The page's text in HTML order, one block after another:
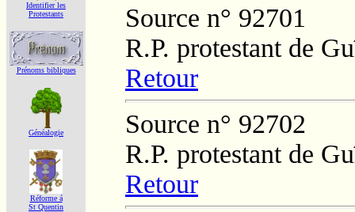
Identifier les
Protestants
Prénoms bibliques
Généalogie
Réforme á
St Quentin
Source n° 92701
R.P. protestant de
Retour
Source n° 92702
R.P. protestant de
Retour